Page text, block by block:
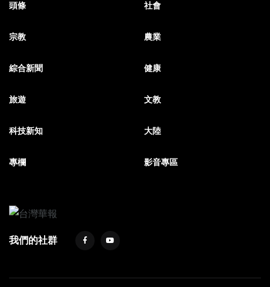
頭條 社會
宗教 農業
綜合新聞 健康
旅遊 文教
科技新知 大陸
專欄 影音專區
我們的社群